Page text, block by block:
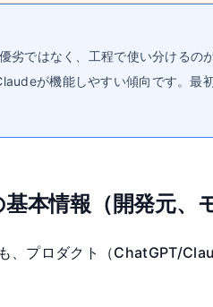
劣ではなく、工程で使い分けるの
が機能しやすい傾向です。最
本情報（開発元、
、プロダクト（ChatGPT/